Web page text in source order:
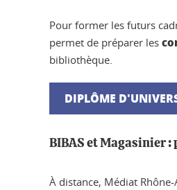
Pour former les futurs
permet de préparer les
bibliothèque.
DIPLÔME
BIBAS et Magasinier
À distance, Médiat